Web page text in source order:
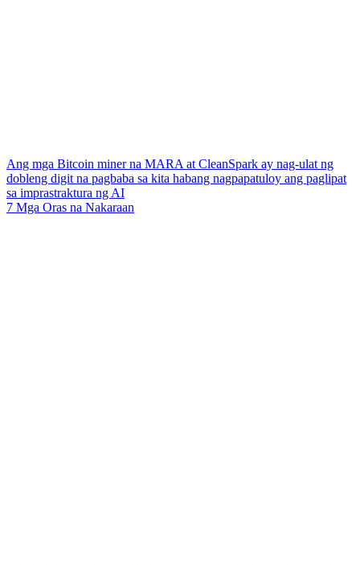
Ang mga Bitcoin miner na MARA at CleanSpark ay nag-ulat ng
dobleng digit na pagbaba sa kita habang nagpapatuloy ang paglipat
sa imprastraktura ng AI
7 Mga Oras na Nakaraan